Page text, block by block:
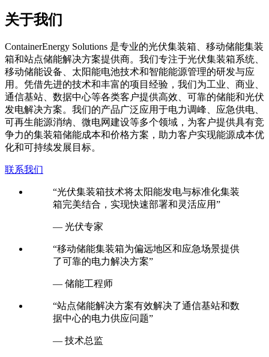
关于我们
ContainerEnergy Solutions 是专业的光伏集装箱、移动储能集装
箱和站点储能解决方案提供商。我们专注于光伏集装箱系统、
移动储能设备、太阳能电池技术和智能能源管理的研发与应
用。凭借先进的技术和丰富的项目经验，我们为工业、商业、
通信基站、数据中心等各类客户提供高效、可靠的储能和光伏
发电解决方案。我们的产品广泛应用于电力调峰、应急供电、
可再生能源消纳、微电网建设等多个领域，为客户提供具有竞
争力的集装箱储能成本和价格方案，助力客户实现能源成本优
化和可持续发展目标。
联系我们
“光伏集装箱技术将太阳能发电与标准化集装
箱完美结合，实现快速部署和灵活应用”
— 光伏专家
“移动储能集装箱为偏远地区和应急场景提供
了可靠的电力解决方案”
— 储能工程师
“站点储能解决方案有效解决了通信基站和数
据中心的电力供应问题”
— 技术总监